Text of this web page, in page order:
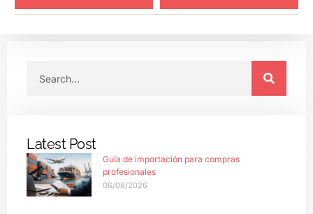
Latest Post
Guía de importación para compras
profesionales
06/08/2026